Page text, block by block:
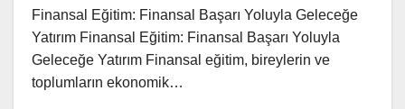
Finansal Eğitim: Finansal Başarı Yoluyla Geleceğe
Yatırım Finansal Eğitim: Finansal Başarı Yoluyla
Geleceğe Yatırım Finansal eğitim, bireylerin ve
toplumların ekonomik…